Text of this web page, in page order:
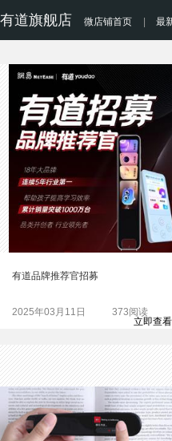
有道旗舰店 微店铺首页 最
有道品牌推荐官招募
2025年03月11日
373阅读
立即查看